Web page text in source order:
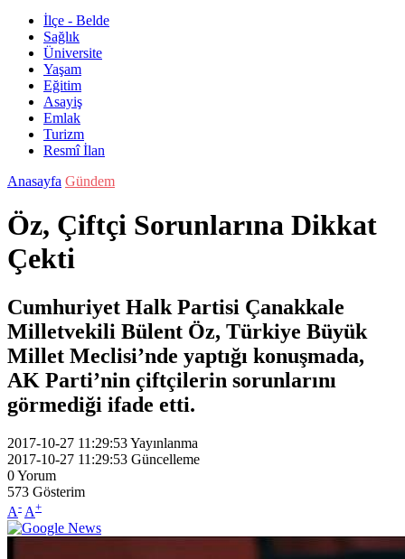
İlçe - Belde
Sağlık
Üniversite
Yaşam
Eğitim
Asayiş
Emlak
Turizm
Resmî İlan
Anasayfa Gündem
Öz, Çiftçi Sorunlarına Dikkat
Çekti
Cumhuriyet Halk Partisi Çanakkale
Milletvekili Bülent Öz, Türkiye Büyük
Millet Meclisi’nde yaptığı konuşmada,
AK Parti’nin çiftçilerin sorunlarını
görmediği ifade etti.
2017-10-27 11:29:53Yayınlanma
2017-10-27 11:29:53 Güncelleme
0Yorum
573 Gösterim
A- A+